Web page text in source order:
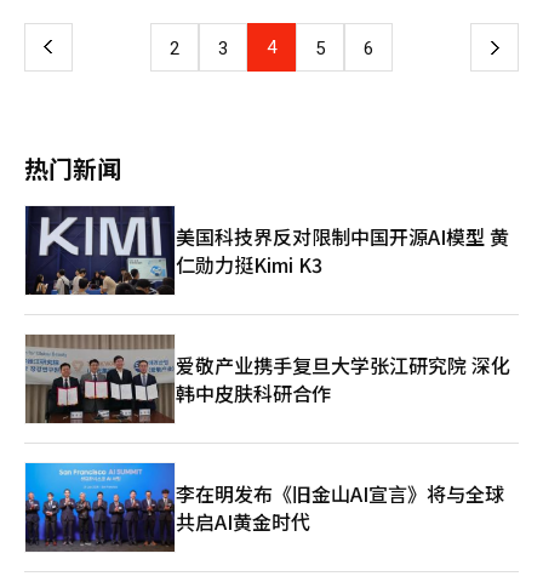
左还是偏右，可能会被网友逐帧放大分析，解读为暗戳戳支持某阵
营。 在选举投票日上传投票“认证照”时，一些公众人物会特意
避开上传彩色照片（红色为国民力量党代表色、蓝色为民主党代表
稍微留意近期街头，会经常发现手持候选人宣传照及支持标语的拉
人吆喝赚人气。韩国《公职选举法》明确规定，任何外籍居民不得
在线上或线下为特定候选人进行宣传，具体包括佩戴特定候选人的
宣传徽章、贴纸，身穿有选举人编号的服装，参加助选活动或集
会、帮忙派发候选人宣传单、周边物料，在投票站旁观、以志愿者
票用纸属于违法行为，根据韩国《公职选举法》第166条规定，拍
摄选票照片者可能面临两年以下有期徒刑或400万韩元以下罚款，
若拍摄行为干扰他人投票，会面临更严重的惩罚。 即使在个人社
交平台例如微信朋友圈、或是在聊天群，小红书等发布“反对XX候
选人政策”、“支持XX候选人”、“XX候选人加油”等内容，甚
至动动手指的转发、点赞，都可能被看做是政治表态，招来不必要
的麻烦。虽然韩国《宪法》规定言论自由，但在韩国选举期间，即
使是外籍人士，在社媒上分享带有倾向性的言论时，即使并非有意
为之也有可能被视为是干预选举。 还有些自认为熟稔韩国政治
的“懂王”，在社交平台上以看似“理中客”的上帝角度发布诸
如“投票有啥用，还不是老样子？”、“韩国政坛都是财阀傀儡，
大学政治外交专业教授车宰官（音）称，在剩下的选举运动期间，
若不发生重大负面事件，预计共同民主党此次在釜山的支持率将突
超过40%可能性较大。但考虑到这一地区根深蒂固的保守倾向和日
一定影响。
餐饮市场规模约达5万亿元人民币，年均增长率超过10%。此次签
约的八大战略区域均为中国主要城市，2023年当地职工月均收入
结束后，中国外卖市场迅速增长，消费者对食品卫生、安全性及品
牌信赖度的重视日益提升。BBQ凭借在美国及其他海外市场积累的
品牌实力，有望在中国市场赢得良好反响。 BBQ方面表示，将借
此次签约契机，在中国主要城市积极推进加盟体系建设，并同步启
动本地化战略。北京、青岛、济南、深圳、厦门、武汉、西安、成
都等八地被选为首批战略布局区域，这些地区不仅是中国的政治、
经济与旅游中心，同时具备完善的流通基础设施。 BBQ计划向具
备当地连锁餐饮经营经验及广泛流通网络的企业授予城市独家运营
权，并提供总部统一的运营培训体系，协助合作方开展本地加盟商
的招募工作。此次签约合作企业多为在地深耕多年的餐饮连锁经营
者，对BBQ品牌在中国市场的扩展前景寄予厚望。 为更好契合中
国市场需求，BBQ计划开发更符合本地消费者口味的辣味酱料及特
色菜单，并同步引入与韩国总部一致的操作手册、培训体系和物流
年下半年起陆续开设直营门店，力争在短期内实现中国市场1000
家门店的布局。BBQ相关负责人表示，此次签约为构建稳定且可持
续的在华加盟体系奠定坚实基础。公司将依托14亿人口的庞大内需
市场，不断强化K-Food品牌影响力，迈向全球领先连锁企业行
列。
上 2 3 4 5 6 下
热门新闻
美国科技界反对限制中国开源AI模型 黄
仁勋力挺Kimi K3
爱敬产业携手复旦大学张江研究院 深化
韩中皮肤科研合作
李在明发布《旧金山AI宣言》将与全球
共启AI黄金时代